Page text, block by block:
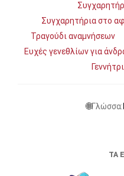
Συγχαρητήρια στο
Τραγούδι αναμνήσεων
Ευχές γενεθλίων για
🌐Γλώσσα:
ΤΑ